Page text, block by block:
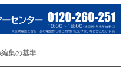
集の基準